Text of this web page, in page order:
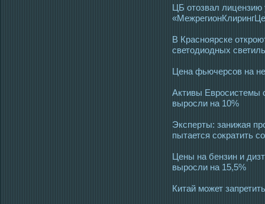
ЦБ отозвал
В Красноярске
светодиодных
Цена фьючерсов на
Активы Евросистемы
выросли на 10%
Эксперты: занижая
пытается сократить
Цены на бензин и
выросли на 15,5%
Китай может